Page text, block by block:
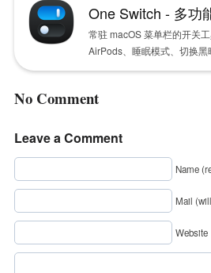
One Switch - 多功
常驻 macOS 菜单栏的开关
AirPods、睡眠模式、切换黑
No Comment
Leave a Comment
Name
Mail
Website